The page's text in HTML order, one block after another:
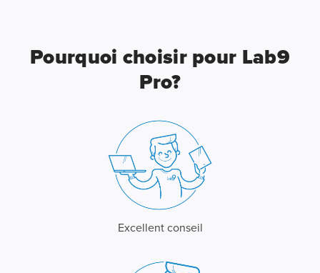
Pourquoi choisir pour Lab9
Pro?
Excellent conseil